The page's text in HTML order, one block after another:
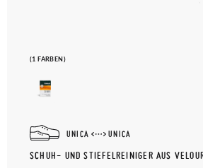
(1 FARBEN)
UNICA UNICA
SCHUH- UND STIEFELREINIGER AUS